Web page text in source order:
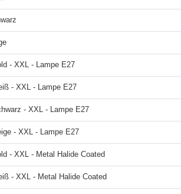
- XXL - Lampe E27
- XXL - Lampe E27
- XXL - Lampe E27
- XXL - Lampe E27
- XXL - Metal Halide Coated
- XXL - Metal Halide Coated